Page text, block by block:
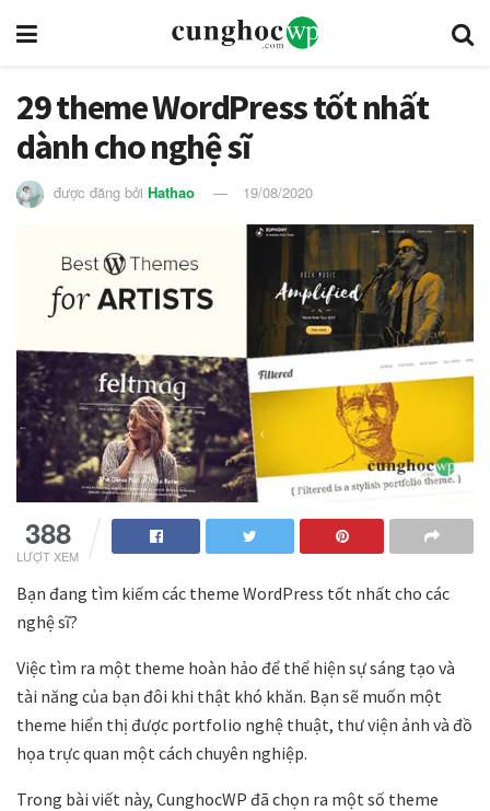
29 theme WordPress tốt nhất
dành cho nghệ sĩ
được đăng bởi Hathao 19/08/2020
388
LƯỢT XEM
Bạn đang tìm kiếm các theme WordPress tốt nhất cho các
nghệ sĩ?
Việc tìm ra một theme hoàn hảo để thể hiện sự sáng tạo và
tài năng của bạn đôi khi thật khó khăn. Bạn sẽ muốn một
theme hiển thị được portfolio nghệ thuật, thư viện ảnh và đồ
họa trực quan một cách chuyên nghiệp.
Trong bài viết này, CunghocWP đã chọn ra một số theme